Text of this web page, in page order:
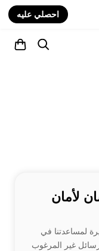
احصلي عليه
لأمان
لمساعدتنا في
غير المرغوب